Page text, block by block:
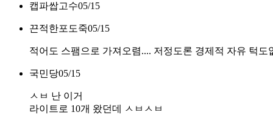
캡파쌉고수05/15
끈적한포도죽05/15
적어도 스팸으로 가져오렴.... 저정도론 경제적 자유 턱도
국민당05/15
ㅅㅂ 난 이거
라이트로 10개 왔던데 ㅅㅂㅅㅂ